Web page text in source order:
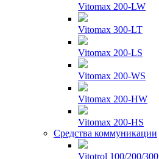
Vitomax 200-LW
Vitomax 300-LT
Vitomax 200-LS
Vitomax 200-WS
Vitomax 200-HW
Vitomax 200-HS
Средства коммуникации
Vitotrol 100/200/300